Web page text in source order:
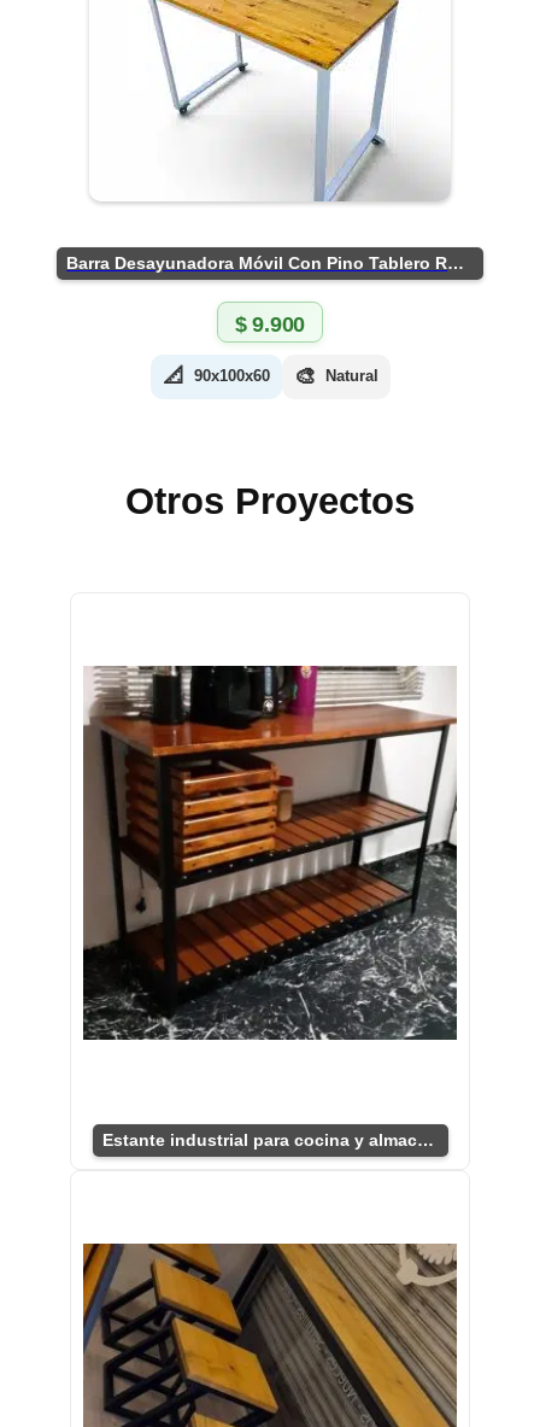
Barra Desayunadora Móvil Con Pino Tablero Rústico
$9.900
📐 90x100x60 🎨 Natural
Otros Proyectos
Estante industrial para cocina y almacenaje.